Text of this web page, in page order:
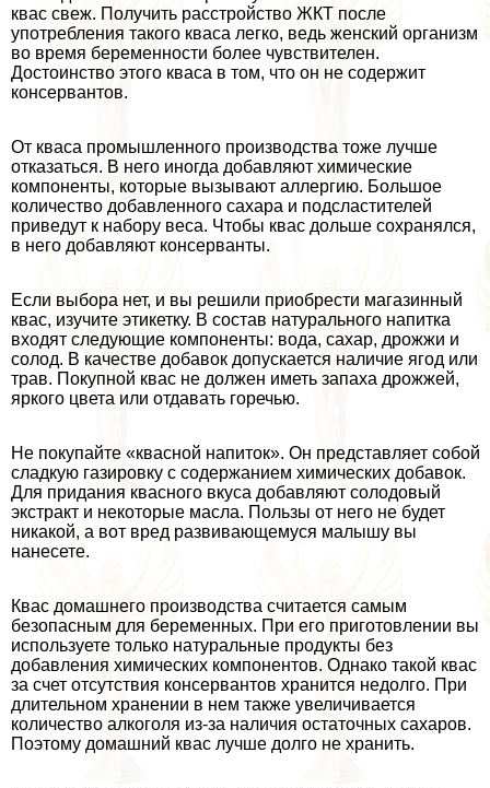
квас свеж. Получить расстройство ЖКТ после
употрeбления такого кваса легко, ведь женский организм
во время беременности более чувствителен.
Достоинство этого кваса в том, что он не содержит
консервантов.
От кваса промышленного производства тоже лучше
отказаться. В него иногда добавляют химические
компоненты, которые вызывают аллергию. Большое
количество добавленного сахара и подсластителей
приведут к набору веса. Чтобы квас дольше сохранялся,
в него добавляют консерванты.
Если выбора нет, и вы решили приобрести магазинный
квас, изучите этикетку. В состав натурального напитка
входят следующие компоненты: вода, сахар, дрожжи и
солод. В качестве добавок допускается наличие ягод или
трав. Покупной квас не должен иметь запаха дрожжей,
яркого цвета или отдавать горечью.
Не покупайте «квасной напиток». Он представляет собой
сладкую газировку с содержанием химических добавок.
Для придания квасного вкуса добавляют солодовый
экстpaкт и некоторые масла. Пользы от него не будет
никакой, а вот вред развивающемуся малышу вы
нанесете.
Квас домашнего производства считается самым
безопасным для беременных. При его приготовлении вы
используете только натуральные продукты без
добавления химических компонентов. Однако такой квас
за счет отсутствия консервантов хранится недолго. При
длительном хранении в нем также увеличивается
количество алкоголя из-за наличия остаточных сахаров.
Поэтому домашний квас лучше долго не хранить.